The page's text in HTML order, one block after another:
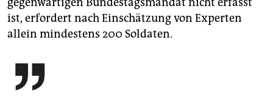
ist, erfordert nach Einschätzung von Experten
allein mindestens 200 Soldaten.
